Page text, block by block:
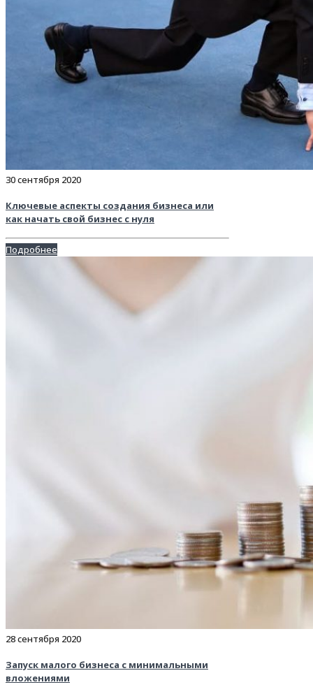
30 сентября 2020
Ключевые аспекты создания бизнеса или
как начать свой бизнес с нуля
Подробнее
28 сентября 2020
Запуск малого бизнеса с минимальными
вложениями